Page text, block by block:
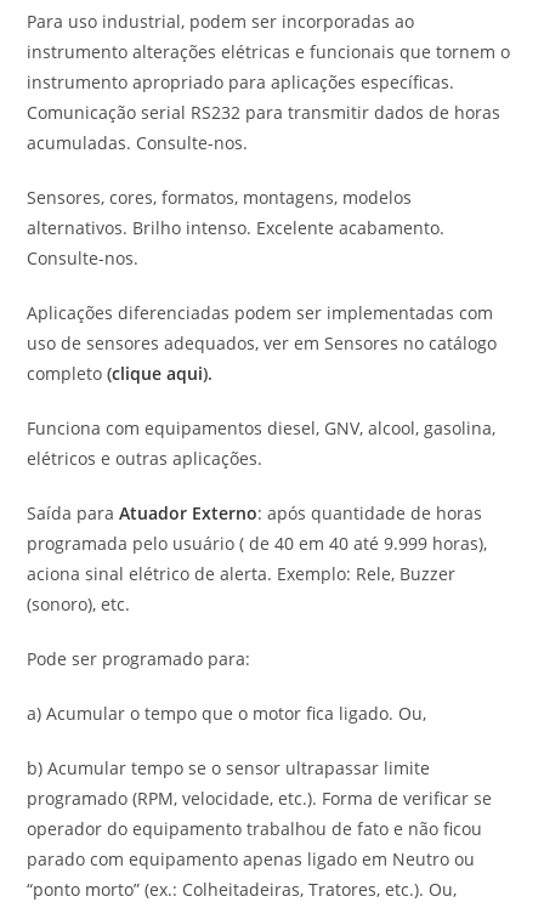
Para uso industrial, podem ser incorporadas ao
instrumento alterações elétricas e funcionais que tornem o
instrumento apropriado para aplicações específicas.
Comunicação serial RS232 para transmitir dados de horas
acumuladas. Consulte-nos.
Sensores, cores, formatos, montagens, modelos
alternativos. Brilho intenso. Excelente acabamento.
Consulte-nos.
Aplicações diferenciadas podem ser implementadas com
uso de sensores adequados, ver em Sensores no catálogo
completo(clique aqui).
Funciona com equipamentos diesel, GNV, alcool, gasolina,
elétricos e outras aplicações.
Saída paraAtuador Externo: após quantidade de horas
programada pelo usuário ( de 40 em 40 até 9.999 horas),
aciona sinal elétrico de alerta. Exemplo: Rele, Buzzer
(sonoro), etc.
Pode ser programado para:
a) Acumular o tempo que o motor fica ligado. Ou,
b) Acumular tempo se o sensor ultrapassar limite
programado (RPM, velocidade, etc.). Forma de verificar se
operador do equipamento trabalhou de fato e não ficou
parado com equipamento apenas ligado em Neutro ou
“ponto morto” (ex.: Colheitadeiras, Tratores, etc.). Ou,